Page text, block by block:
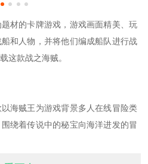
材的卡牌游戏，游戏画面精美、玩
和人物，并将他们编成船队进行战
这款战之海贼。
海贼王为游戏背景多人在线冒险类
绕着传说中的秘宝向海洋进发的冒